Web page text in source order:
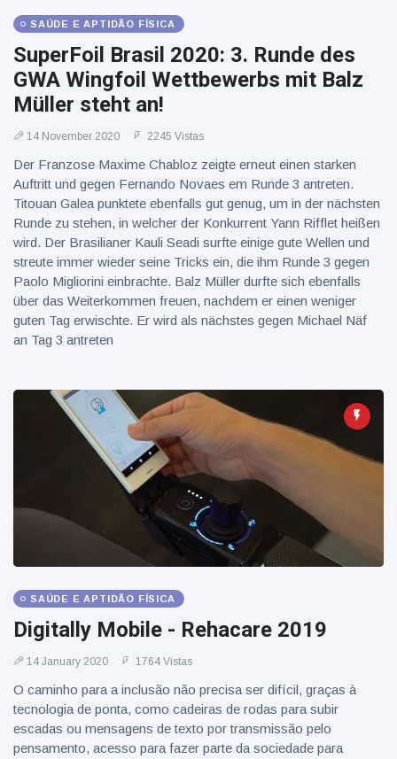
SAÚDE E APTIDÃO FÍSICA
SuperFoil Brasil 2020: 3. Runde des
GWA Wingfoil Wettbewerbs mit Balz
Müller steht an!
14 November 2020 2245 Vistas
Der Franzose Maxime Chabloz zeigte erneut einen starken
Auftritt und gegen Fernando Novaes em Runde 3 antreten.
Titouan Galea punktete ebenfalls gut genug, um in der nächsten
Runde zu stehen, in welcher der Konkurrent Yann Rifflet heißen
wird. Der Brasilianer Kauli Seadi surfte einige gute Wellen und
streute immer wieder seine Tricks ein, die ihm Runde 3 gegen
Paolo Migliorini einbrachte. Balz Müller durfte sich ebenfalls
über das Weiterkommen freuen, nachdem er einen weniger
guten Tag erwischte. Er wird als nächstes gegen Michael Näf
an Tag 3 antreten
SAÚDE E APTIDÃO FÍSICA
Digitally Mobile - Rehacare 2019
14 January 2020 1764 Vistas
O caminho para a inclusão não precisa ser difícil, graças à
tecnologia de ponta, como cadeiras de rodas para subir
escadas ou mensagens de texto por transmissão pelo
pensamento, acesso para fazer parte da sociedade para